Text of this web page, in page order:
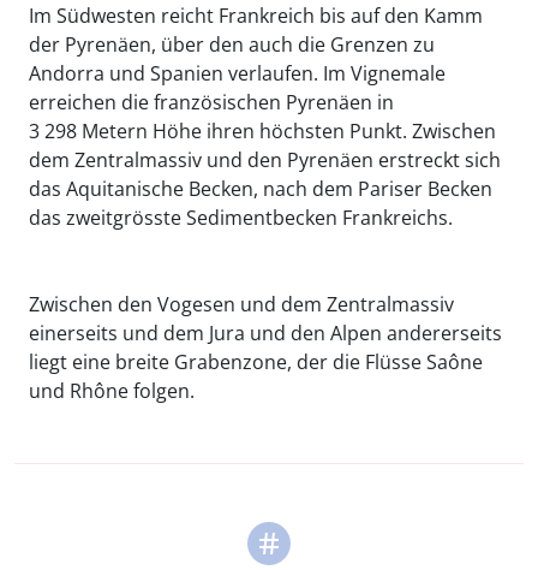
Im Südwesten reicht Frankreich bis auf den Kamm
der Pyrenäen, über den auch die Grenzen zu
Andorra und Spanien verlaufen. Im Vignemale
erreichen die französischen Pyrenäen in
3 298 Metern Höhe ihren höchsten Punkt. Zwischen
dem Zentralmassiv und den Pyrenäen erstreckt sich
das Aquitanische Becken, nach dem Pariser Becken
das zweitgrösste Sedimentbecken Frankreichs.
Zwischen den Vogesen und dem Zentralmassiv
einerseits und dem Jura und den Alpen andererseits
liegt eine breite Grabenzone, der die Flüsse Saône
und Rhône folgen.